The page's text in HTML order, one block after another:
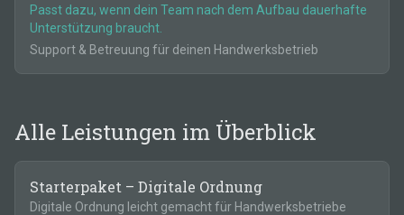
Passt dazu, wenn dein Team nach dem Aufbau dauerhafte
Unterstützung braucht.
Support & Betreuung für deinen Handwerksbetrieb
Alle Leistungen im Überblick
Starterpaket – Digitale Ordnung
Digitale Ordnung leicht gemacht für Handwerksbetriebe